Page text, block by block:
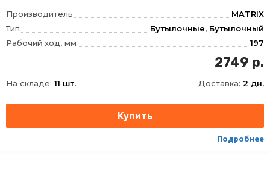
Производитель
MATRIX
Тип
Бутылочные, Бутылочный
Рабочий ход, мм
197
413
2749 р.
На складе: 11 шт. Доставка: 2 дн.
Подробнее